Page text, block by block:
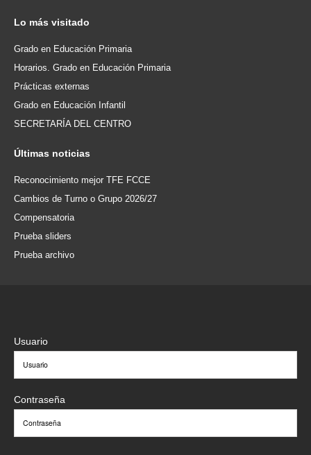
Lo más visitado
Grado en Educación Primaria
Horarios. Grado en Educación Primaria
Prácticas externas
Grado en Educación Infantil
SECRETARÍA DEL CENTRO
Últimas noticias
Reconocimiento mejor TFE FCCE
Cambios de Turno o Grupo 2026/27
Compensatoria
Prueba sliders
Prueba archivo
Usuario
Contraseña